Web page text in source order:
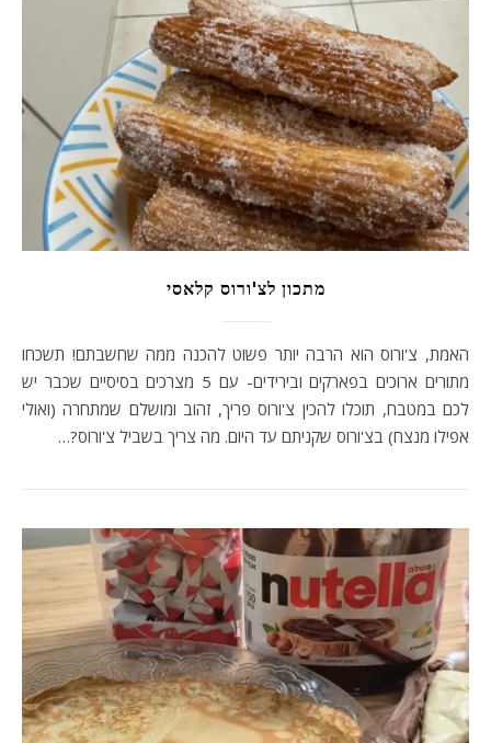
מתכון לצ'ורוס קלאסי
האמת, צ'ורוס הוא הרבה יותר פשוט להכנה ממה שחשבתם! תשכחו
מתורים ארוכים בפארקים ובירידים- עם 5 מצרכים בסיסיים שכבר יש
לכם במטבח, תוכלו להכין צ'ורוס פריך, זהוב ומושלם שמתחרה (ואולי
אפילו מנצח) בצ'ורוס שקניתם עד היום. מה צריך בשביל צ'ורוס?…